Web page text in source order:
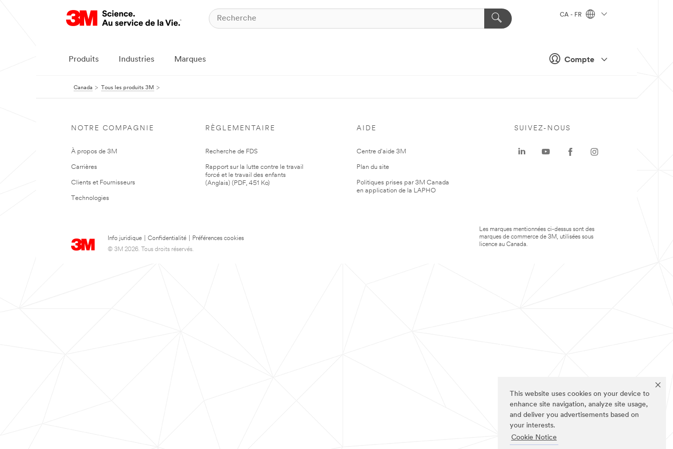
This website uses cookies on your device to
enhance site navigation, analyze site usage,
and deliver you advertisements based on
your interests.
Cookie Notice
Compte
CA - FR
Produits Industries Marques
Canada Tous les produits 3M
NOTRE COMPAGNIE
À propos de 3M
Carrières
Clients et Fournisseurs
Technologies
RÈGLEMENTAIRE
Recherche de FDS
Rapport sur la lutte contre le travail
forcé et le travail des enfants
(Anglais) (PDF, 451 Ko)
AIDE
Centre d'aide 3M
Plan du site
Politiques prises par 3M Canada
en application de la LAPHO
Info juridique Confidentialité
Préférences cookies
© 3M 2026. Tous droits réservés.
SUIVEZ-NOUS
Les marques mentionnées ci-dessus sont des
marques de commerce de 3M, utilisées sous
licence au Canada.